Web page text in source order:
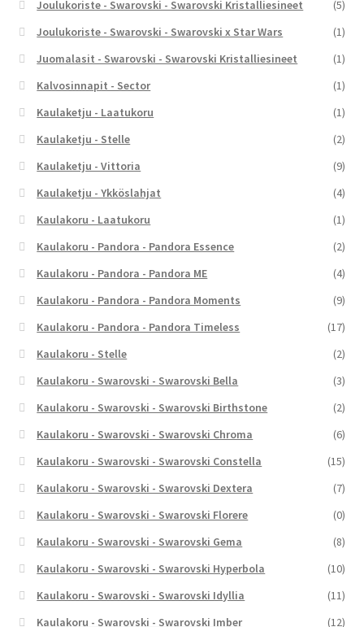
Joulukoriste - Swarovski - Swarovski Kristalliesineet
(5)
Joulukoriste - Swarovski - Swarovski x Star Wars
(1)
Juomalasit - Swarovski - Swarovski Kristalliesineet
(1)
Kalvosinnapit - Sector
(1)
Kaulaketju - Laatukoru
(1)
Kaulaketju - Stelle
(2)
Kaulaketju - Vittoria
(9)
Kaulaketju - Ykköslahjat
(4)
Kaulakoru - Laatukoru
(1)
Kaulakoru - Pandora - Pandora Essence
(2)
Kaulakoru - Pandora - Pandora ME
(4)
Kaulakoru - Pandora - Pandora Moments
(9)
Kaulakoru - Pandora - Pandora Timeless
(17)
Kaulakoru - Stelle
(2)
Kaulakoru - Swarovski - Swarovski Bella
(3)
Kaulakoru - Swarovski - Swarovski Birthstone
(2)
Kaulakoru - Swarovski - Swarovski Chroma
(6)
Kaulakoru - Swarovski - Swarovski Constella
(15)
Kaulakoru - Swarovski - Swarovski Dextera
(7)
Kaulakoru - Swarovski - Swarovski Florere
(0)
Kaulakoru - Swarovski - Swarovski Gema
(8)
Kaulakoru - Swarovski - Swarovski Hyperbola
(10)
Kaulakoru - Swarovski - Swarovski Idyllia
(11)
Kaulakoru - Swarovski - Swarovski Imber
(12)